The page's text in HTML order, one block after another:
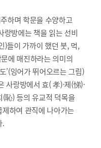
하며 학문을 수양하고
랑방에는 책을 읽는 선비
)들이 가까이 했던 붓, 먹,
에 매진하라는 의미의
’(잉어가 뛰어오르는 그림)
사랑방에서 효( 孝)·제(悌)·
(恥) 등의 유교적 덕목을
하여 관직에 나아가는
.